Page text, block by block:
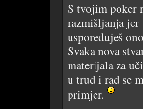
S tvojim poker
razmišljanja jer
uspoređuješ
Svaka nova
materijala za
u trud i rad se
primjer.